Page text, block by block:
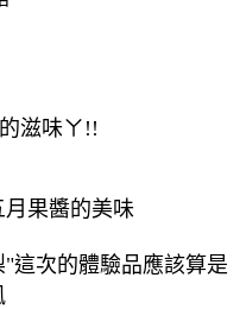
滋味ㄚ!!
果醬的美味
"這次的體驗品應該算是